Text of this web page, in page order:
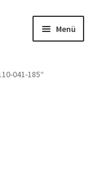
Menü
041-185“